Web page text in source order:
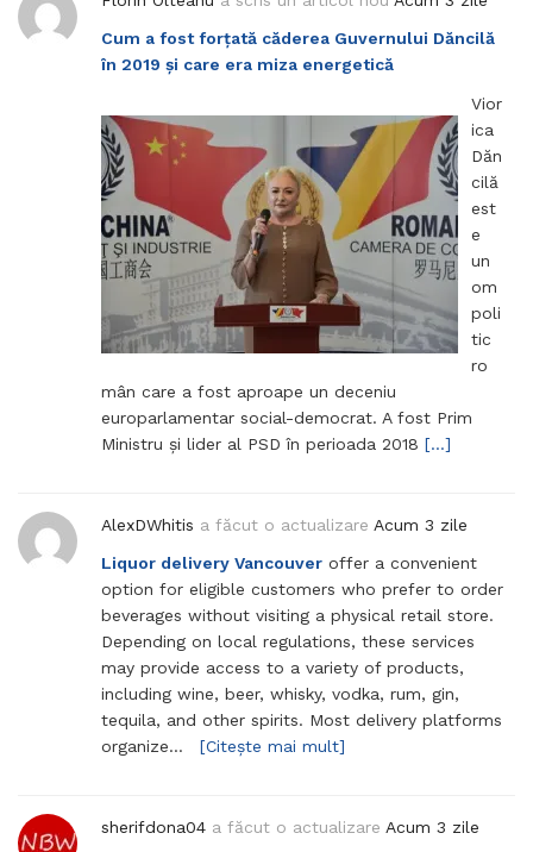
Cum a fost forțată căderea Guvernului Dăncilă
în 2019 și care era miza energetică
Vior
ica
Dăn
cilă
est
e
un
om
poli
tic
ro
mân care a fost aproape un deceniu
europarlamentar social-democrat. A fost Prim
Ministru și lider al PSD în perioada 2018 […]
AlexDWhitis a făcut o actualizare Acum 3 zile
Liquor delivery Vancouver offer a convenient
option for eligible customers who prefer to order
beverages without visiting a physical retail store.
Depending on local regulations, these services
may provide access to a variety of products,
including wine, beer, whisky, vodka, rum, gin,
tequila, and other spirits. Most delivery platforms
organize…
[Citește mai mult]
sherifdona04 a făcut o actualizare Acum 3 zile